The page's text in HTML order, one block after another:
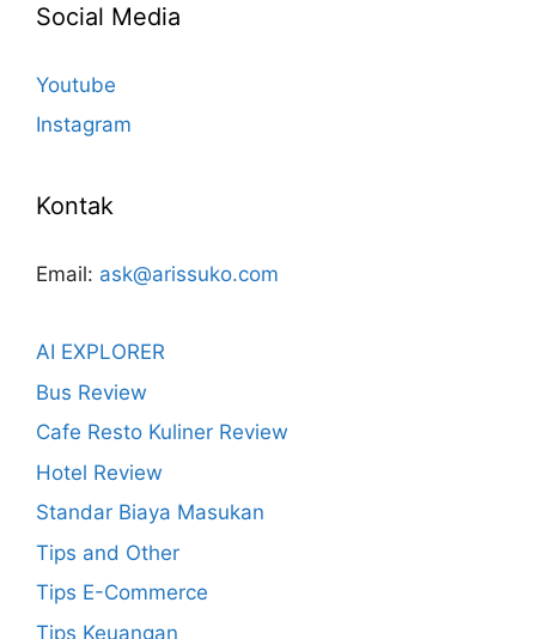
Social Media
Youtube
Instagram
Kontak
Email: ask@arissuko.com
AI EXPLORER
Bus Review
Cafe Resto Kuliner Review
Hotel Review
Standar Biaya Masukan
Tips and Other
Tips E-Commerce
Tips Keuangan